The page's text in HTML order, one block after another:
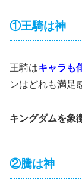
①王騎は神
王騎はキャラも
ンはどれも満足
キングダムを象
②騰は神